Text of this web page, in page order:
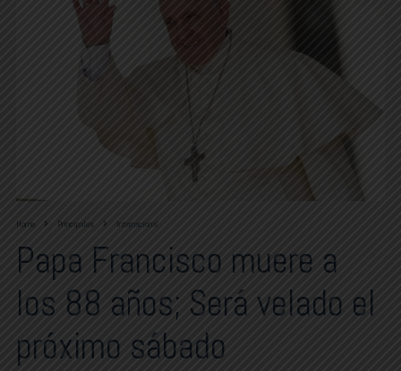
Home Principales Internacional
Papa Francisco muere a
los 88 años; Será velado el
próximo sábado